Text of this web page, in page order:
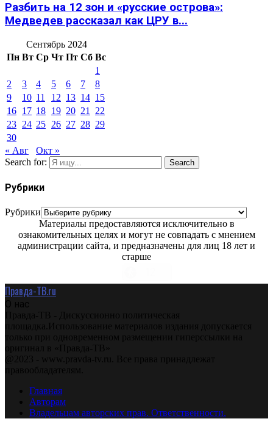
Разбить на 12 зон и «русские острова»:
Медведев рассказал как ЦРУ в...
Сентябрь 2024
Пн Вт Ср Чт Пт Сб Вс
1
2
3 4 5 6 7
8
9
10 11 12 13 14 15
16 17 18 19 20 21
22
23 24 25 26 27 28 29
30
« Авг
Окт »
Search for:
Search
Рубрики
Рубрики
Материалы предоставляются исключительно в
ознакомительных целях и могут не совпадать с мнением
администрации сайта, и предназначены для лиц 18 лет и
старше
Правда-ТВ.ru
О нас
Правда-ТВ - Дискуссионно политическая
площадка.Использование материалов издания допускается
только при одновременном размещении гиперссылки на
оригинал в «Правда-ТВ»
@2023 - www.pravda-tv.ru. Все права принадлежат
правообладателям.
Главная
Авторам
Владельцам авторских прав. Ответственности.